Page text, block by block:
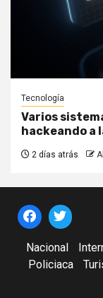
Tecnología
Varios
hackeando a
2 días atrás
Nacional
Policiaca